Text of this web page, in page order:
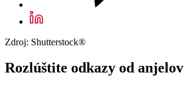
Zdroj: Shutterstock®
Rozlúštite odkazy od anjelov